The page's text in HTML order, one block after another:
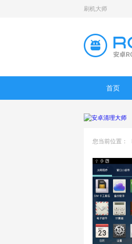
刷机大师
首页
您当前位置：